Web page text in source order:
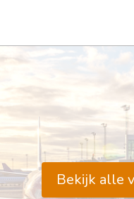
Bekijk alle